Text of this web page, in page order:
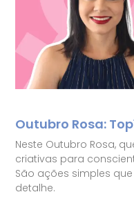
Outubro Rosa:
Neste Outubro Rosa,
criativas para
São ações simples
detalhe.